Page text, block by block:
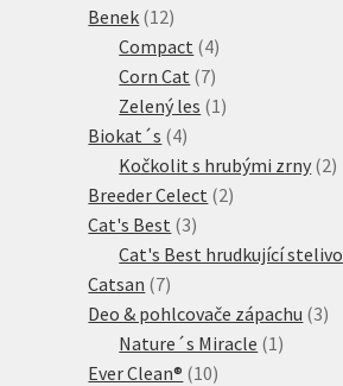
produkt
Benek 1212
produktů
Compact 44
produkty
Corn Cat 77
produktů
Zelený les 1 1
Biokat´s 44
produkty
Kočkolit s hrubými zrny 22
Breeder Celect 22
Cat's Best 33
produkty
Cat's Best hrudkující stelivo
Catsan 77
produktů
Deo & pohlcovače zápachu 33
Nature´s Miracle 1 1
Ever Clean® 1010